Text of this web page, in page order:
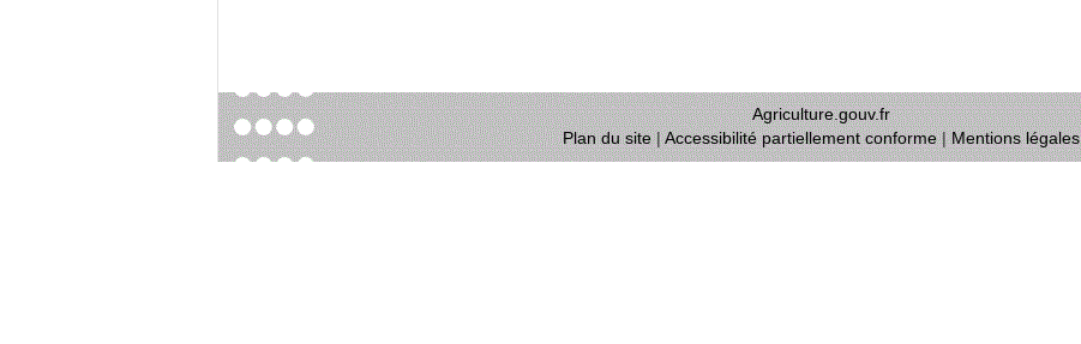
Agriculture.gouv.fr
Plan du site|Accessibilité partiellement conforme|Mentions légales